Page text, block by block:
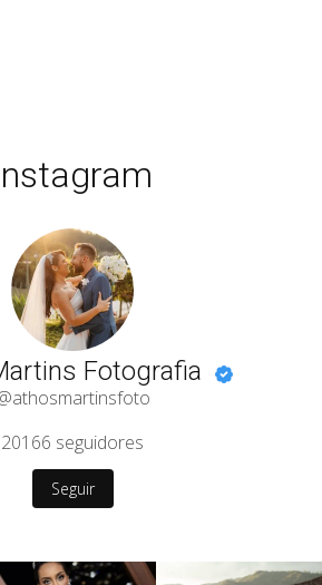
Fotografia
20166 seguidores
Seguir